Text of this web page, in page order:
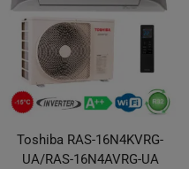
Toshiba RAS-16N4KVRG-
UA/RAS-16N4AVRG-UA